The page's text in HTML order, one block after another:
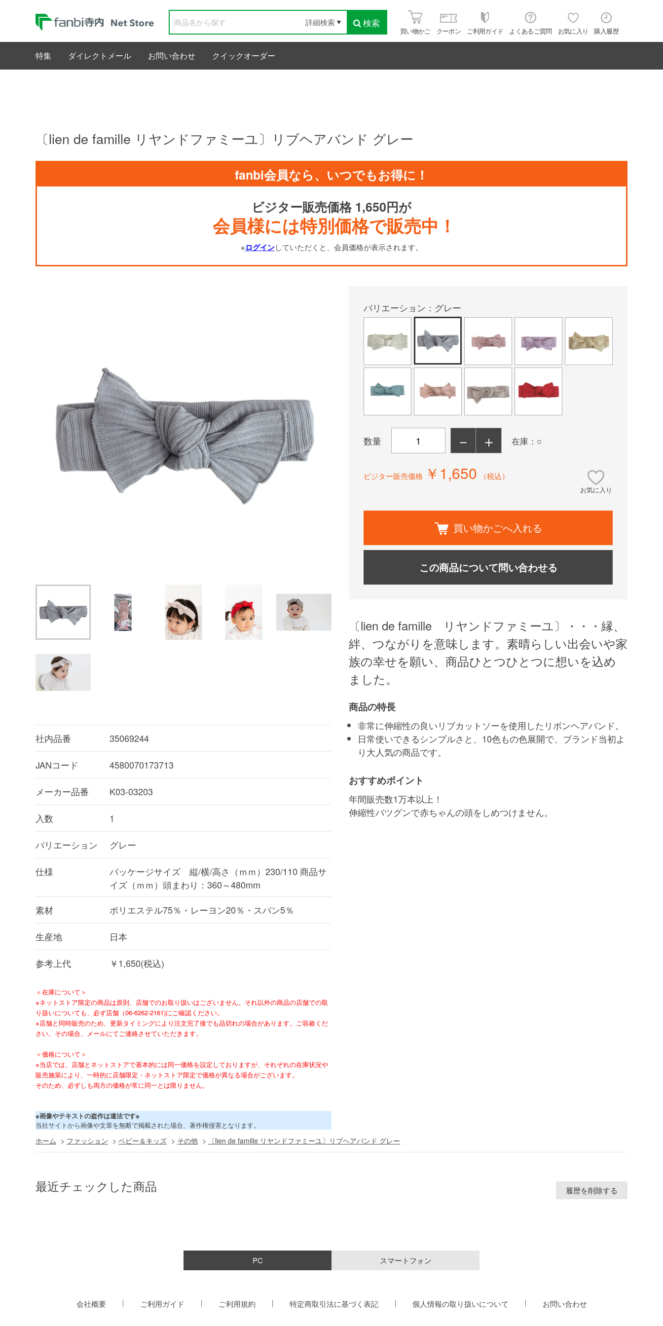
検索
詳細検索
買い物かご クーポン ご利用ガイド よくあるご質問 お気に入り 購入履歴
特集 ダイレクトメール お問い合わせ クイックオーダー
〔lien de famille リヤンドファミーユ〕リブヘアバンド グレー
fanbi会員なら、いつでもお得に！
ビジター販売価格 1,650円が
会員様には特別価格で販売中！
※ログインしていただくと、会員価格が表示されます。
社内品番 35069244
JANコード 4580070173713
メーカー品番 K03-03203
入数 1
バリエーション グレー
仕様
パッケージサイズ 縦/横/高さ（ｍｍ）230/110 商品サ
イズ（ｍｍ）頭まわり：360～480mm
素材
ポリエステル75％・レーヨン20％・スパン5％
生産地 日本
参考上代 ￥1,650(税込)
＜在庫について＞
※ネットストア限定の商品は原則、店舗でのお取り扱いはございません。それ以外の商品の店舗での取
り扱いについても、必ず店舗（06-6262-2161)にご確認ください。
※店舗と同時販売のため、更新タイミングにより注文完了後でも品切れの場合があります。ご容赦くだ
さい。その場合、メールにてご連絡させていただきます。
＜価格について＞
※当店では、店舗とネットストアで基本的には同一価格を設定しておりますが、それぞれの在庫状況や
販売施策により、一時的に店舗限定・ネットストア限定で価格が異なる場合がございます。
そのため、必ずしも両方の価格が常に同一とは限りません。
※画像やテキストの盗作は違法です※
当社サイトから画像や文章を無断で掲載された場合、著作権侵害となります。
バリエーション：グレー
数量 － ＋ 在庫：○
ビジター販売価格 ￥1,650 （税込）
お気に入り
買い物かごへ入れる
この商品について問い合わせる
〔lien de famille リヤンドファミーユ〕・・・縁、
絆、つながりを意味します。素晴らしい出会いや家
族の幸せを願い、商品ひとつひとつに想いを込め
ました。
商品の特長
非常に伸縮性の良いリブカットソーを使用したリボンヘアバンド。
日常使いできるシンプルさと、10色もの色展開で、ブランド当初よ
り大人気の商品です。
おすすめポイント
年間販売数1万本以上！
伸縮性バツグンで赤ちゃんの頭をしめつけません。
ホーム > ファッション > ベビー＆キッズ > その他 > 〔lien de famille リヤンドファミーユ〕リブヘアバンド グレー
最近チェックした商品 履歴を削除する
PC スマートフォン
会社概要 ご利用ガイド ご利用規約 特定商取引法に基づく表記 個人情報の取り扱いについて お問い合わせ